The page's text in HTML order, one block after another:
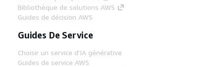
Bibliothèque de solutions AWS
Guides de décision AWS
Guides De Service
Choisir un service d'IA générative
Guides de service AWS